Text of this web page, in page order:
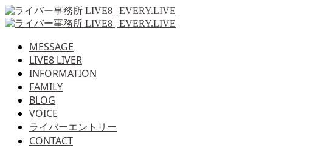
MESSAGE
LIVE8 LIVER
INFORMATION
FAMILY
BLOG
VOICE
ライバーエントリー
CONTACT